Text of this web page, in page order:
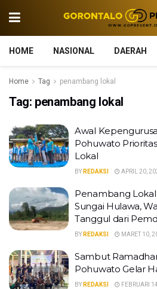
HOME NASIONAL DAERAH
Home Tag penambang lokal
Tag: penambang lokal
Awal
Pohuwato
Lokal
BY REDAKSI APRIL 20,
Penambang
Sungai Hulawa,
Tanggul dari
BY REDAKSI MARET 10,
Sambut
Pohuwato Gelar
BY REDAKSI FEBRUARI